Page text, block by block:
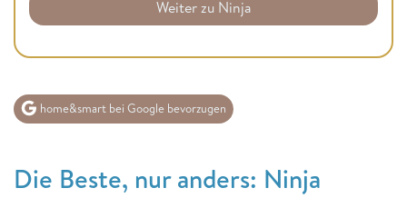
Weiter zu Ninja
home&smart bei Google bevorzugen
Die Beste, nur anders: Ninja